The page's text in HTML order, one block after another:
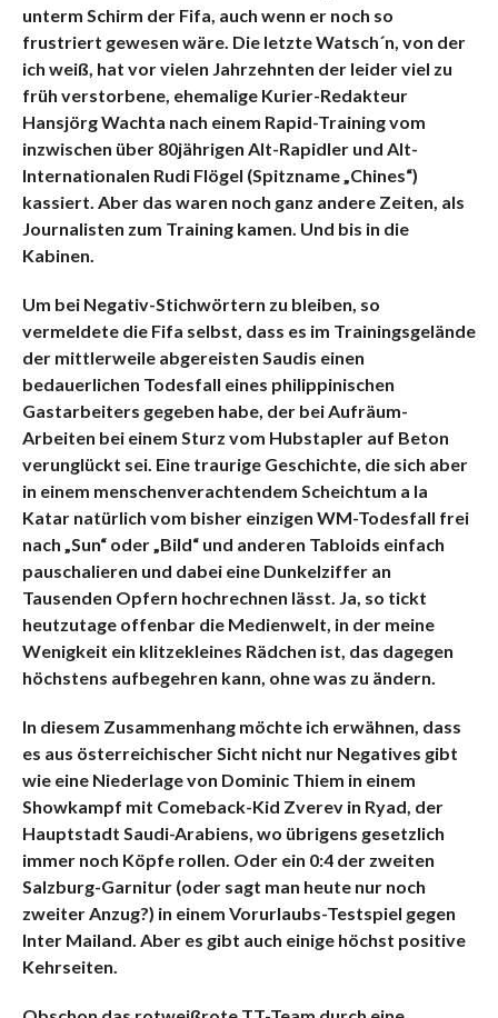
unterm Schirm der Fifa, auch wenn er noch so
frustriert gewesen wäre. Die letzte Watsch´n, von der
ich weiß, hat vor vielen Jahrzehnten der leider viel zu
früh verstorbene, ehemalige Kurier-Redakteur
Hansjörg Wachta nach einem Rapid-Training vom
inzwischen über 80jährigen Alt-Rapidler und Alt-
Internationalen Rudi Flögel (Spitzname „Chines“)
kassiert. Aber das waren noch ganz andere Zeiten, als
Journalisten zum Training kamen. Und bis in die
Kabinen.
Um bei Negativ-Stichwörtern zu bleiben, so
vermeldete die Fifa selbst, dass es im Trainingsgelände
der mittlerweile abgereisten Saudis einen
bedauerlichen Todesfall eines philippinischen
Gastarbeiters gegeben habe, der bei Aufräum-
Arbeiten bei einem Sturz vom Hubstapler auf Beton
verunglückt sei. Eine traurige Geschichte, die sich aber
in einem menschenverachtendem Scheichtum a la
Katar natürlich vom bisher einzigen WM-Todesfall frei
nach „Sun“ oder „Bild“ und anderen Tabloids einfach
pauschalieren und dabei eine Dunkelziffer an
Tausenden Opfern hochrechnen lässt. Ja, so tickt
heutzutage offenbar die Medienwelt, in der meine
Wenigkeit ein klitzekleines Rädchen ist, das dagegen
höchstens aufbegehren kann, ohne was zu ändern.
In diesem Zusammenhang möchte ich erwähnen, dass
es aus österreichischer Sicht nicht nur Negatives gibt
wie eine Niederlage von Dominic Thiem in einem
Showkampf mit Comeback-Kid Zverev in Ryad, der
Hauptstadt Saudi-Arabiens, wo übrigens gesetzlich
immer noch Köpfe rollen. Oder ein 0:4 der zweiten
Salzburg-Garnitur (oder sagt man heute nur noch
zweiter Anzug?) in einem Vorurlaubs-Testspiel gegen
Inter Mailand. Aber es gibt auch einige höchst positive
Kehrseiten.